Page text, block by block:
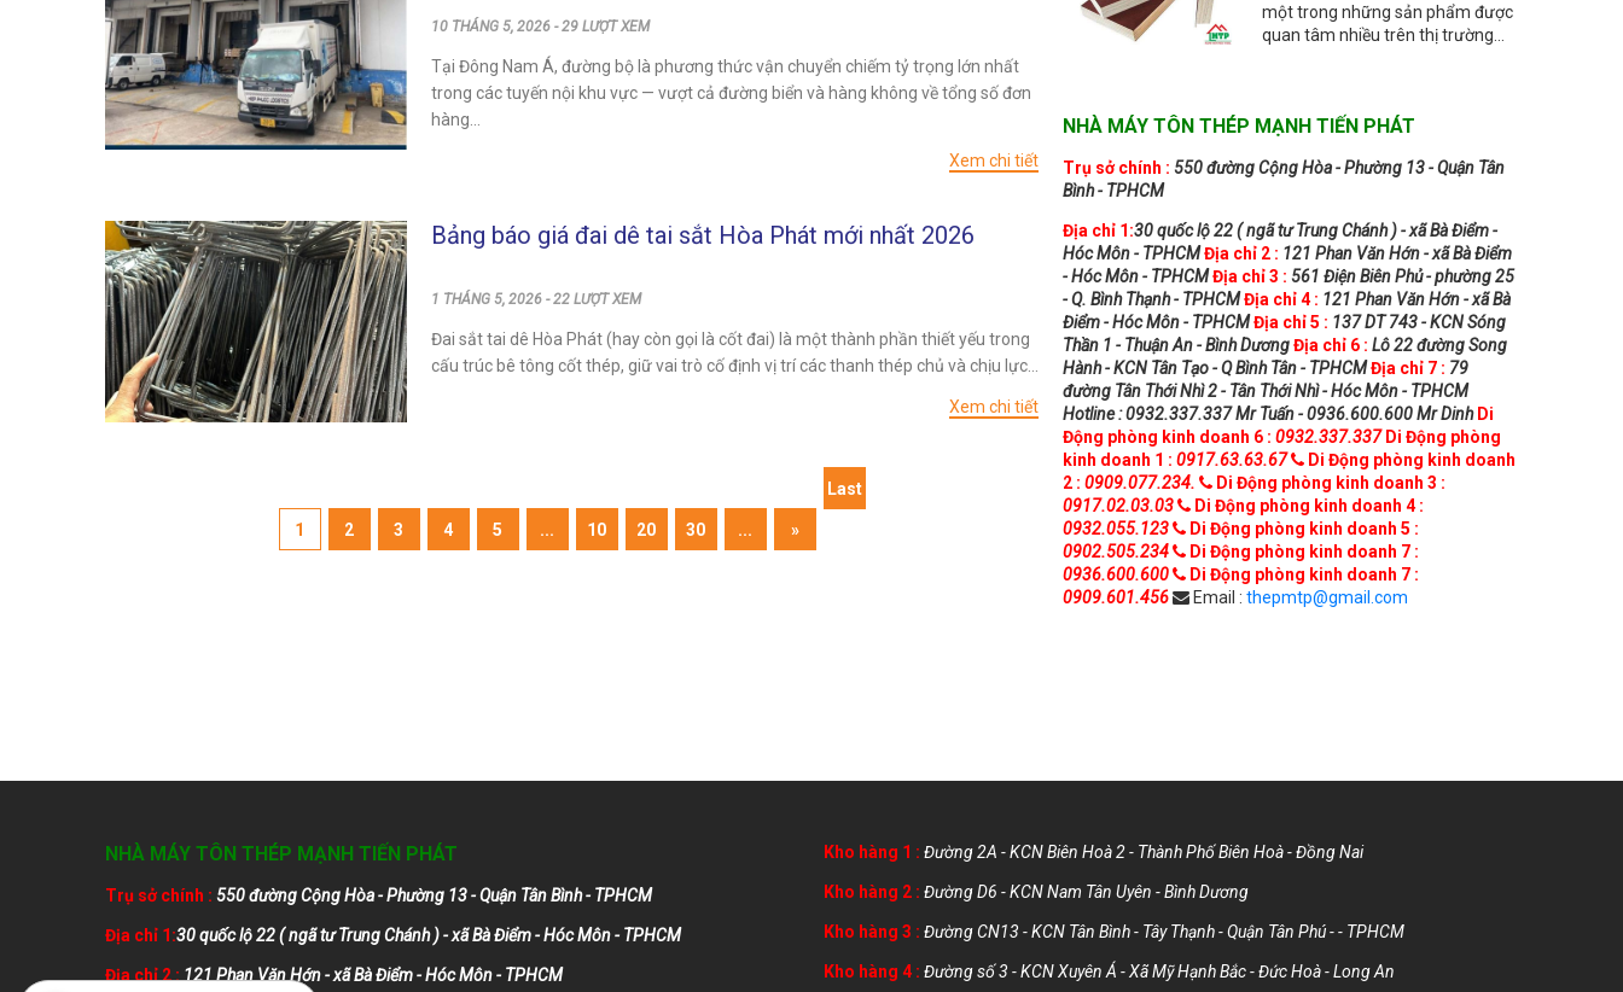
10 THÁNG 5, 2026 - 29 LƯỢT XEM
Tại Đông Nam Á, đường bộ là phương thức vận chuyển chiếm tỷ trọng lớn nhất
trong các tuyến nội khu vực — vượt cả đường biển và hàng không về tổng số đơn
hàng...
Xem chi tiết
Bảng báo giá đai dê tai sắt Hòa Phát mới nhất 2026
1 THÁNG 5, 2026 - 22 LƯỢT XEM
Đai sắt tai dê Hòa Phát (hay còn gọi là cốt đai) là một thành phần thiết yếu trong
cấu trúc bê tông cốt thép, giữ vai trò cố định vị trí các thanh thép chủ và chịu lực...
Xem chi tiết
1 2 3 4 5 ... 10 20 30 ... »
Last
một trong những sản phẩm được
quan tâm nhiều trên thị trường...
NHÀ MÁY TÔN THÉP MẠNH TIẾN PHÁT
Trụ sở chính : 550 đường Cộng Hòa - Phường 13 - Quận Tân
Bình - TPHCM
Địa chỉ 1:30 quốc lộ 22 ( ngã tư Trung Chánh ) - xã Bà Điểm -
Hóc Môn - TPHCMĐịa chỉ 2 : 121 Phan Văn Hớn - xã Bà Điểm
- Hóc Môn - TPHCMĐịa chỉ 3 : 561 Điện Biên Phủ - phường 25
- Q. Bình Thạnh - TPHCMĐịa chỉ 4 : 121 Phan Văn Hớn - xã Bà
Điểm - Hóc Môn - TPHCMĐịa chỉ 5 : 137 DT 743 - KCN Sóng
Thần 1 - Thuận An - Bình Dương Địa chỉ 6 :Lô 22 đường Song
Hành - KCN Tân Tạo - Q Bình Tân - TPHCMĐịa chỉ 7 : 79
đường Tân Thới Nhì 2 - Tân Thới Nhì - Hóc Môn - TPHCM
Hotline : 0932.337.337 Mr Tuấn - 0936.600.600 Mr Dinh Di
Động phòng kinh doanh 6 : 0932.337.337 Di Động phòng
kinh doanh 1 : 0917.63.63.67
Di Động phòng kinh doanh
2 : 0909.077.234.
Di Động phòng kinh doanh 3 :
0917.02.03.03
Di Động phòng kinh doanh 4 :
0932.055.123
Di Động phòng kinh doanh 5 :
0902.505.234
Di Động phòng kinh doanh 7 :
0936.600.600
Di Động phòng kinh doanh 7 :
0909.601.456
Email :thepmtp@gmail.com
NHÀ MÁY TÔN THÉP MẠNH TIẾN PHÁT
Trụ sở chính : 550 đường Cộng Hòa - Phường 13 - Quận Tân Bình - TPHCM
Địa chỉ 1:30 quốc lộ 22 ( ngã tư Trung Chánh ) - xã Bà Điểm - Hóc Môn - TPHCM
Địa chỉ 2 : 121 Phan Văn Hớn - xã Bà Điểm - Hóc Môn - TPHCM
Kho hàng 1 : Đường 2A - KCN Biên Hoà 2 - Thành Phố Biên Hoà - Đồng Nai
Kho hàng 2 : Đường D6 - KCN Nam Tân Uyên - Bình Dương
Kho hàng 3 : Đường CN13 - KCN Tân Bình - Tây Thạnh - Quận Tân Phú - - TPHCM
Kho hàng 4 : Đường số 3 - KCN Xuyên Á - Xã Mỹ Hạnh Bắc - Đức Hoà - Long An